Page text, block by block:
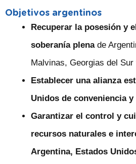
Objetivos argentinos
Recuperar la posesión y
soberanía plenade
Malvinas, Georgias del
Establecer una alianza
Unidos de conveniencia
Garantizar el control y
recursos naturales e
Argentina, Estados